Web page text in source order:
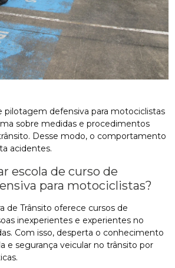
pilotagem defensiva para motociclistas
sobre medidas e procedimentos
Desse modo, o comportamento
acidentes.
escola de curso de
para motociclistas?
de Trânsito oferece cursos de
inexperientes e experientes no
Com isso, desperta o conhecimento
e segurança veicular no trânsito por